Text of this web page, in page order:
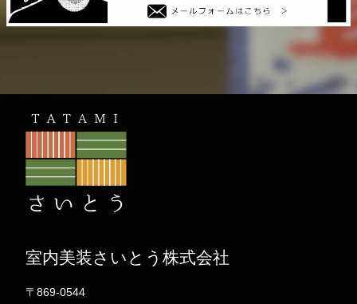
室内美装さいとう株式会社
〒869-0544